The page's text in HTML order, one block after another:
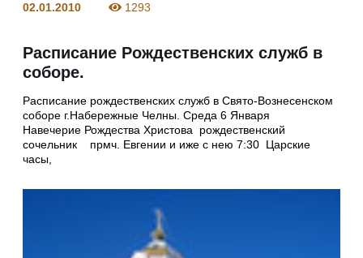
02.01.2010 1293
Расписание Рождественских служб в
соборе.
Расписание рождественских служб в Свято-Вознесенском
соборе г.Набережные Челны. Среда 6 Января
Навечерие Рождества Христова рождественский
сочельник прмч. Евгении и иже с нею 7:30 Царские
часы,